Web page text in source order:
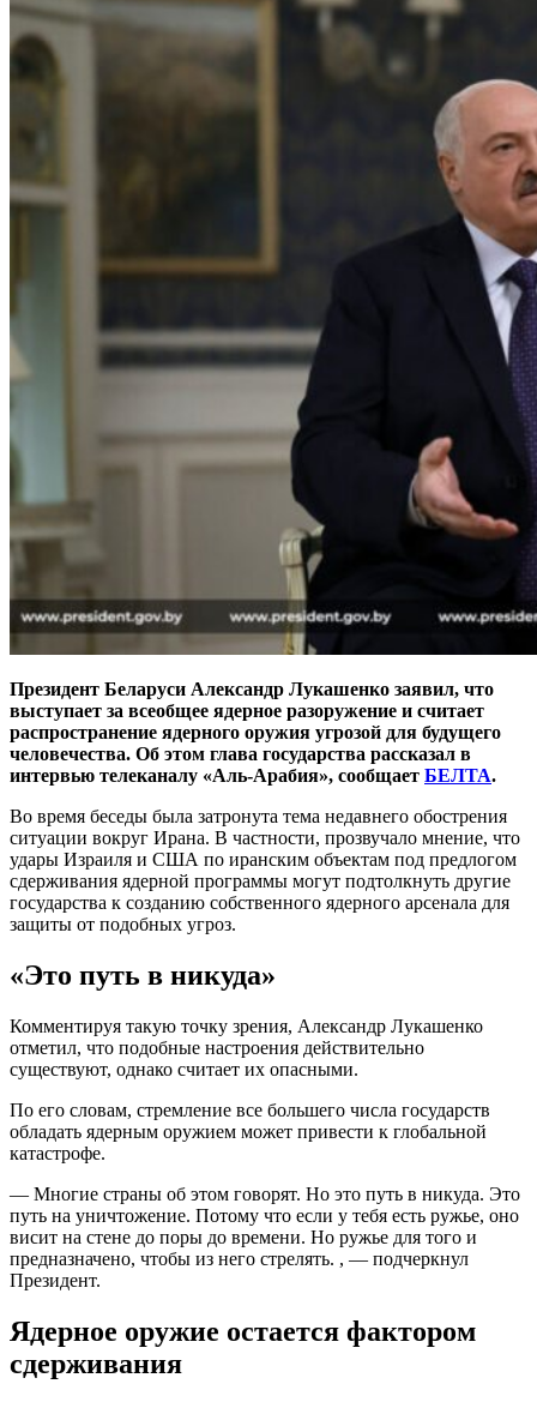
Президент Беларуси Александр Лукашенко заявил, что
выступает за всеобщее ядерное разоружение и считает
распространение ядерного оружия угрозой для будущего
человечества. Об этом глава государства рассказал в
интервью телеканалу «Аль-Арабия», сообщает БЕЛТА.
Во время беседы была затронута тема недавнего обострения
ситуации вокруг Ирана. В частности, прозвучало мнение, что
удары Израиля и США по иранским объектам под предлогом
сдерживания ядерной программы могут подтолкнуть другие
государства к созданию собственного ядерного арсенала для
защиты от подобных угроз.
«Это путь в никуда»
Комментируя такую точку зрения, Александр Лукашенко
отметил, что подобные настроения действительно
существуют, однако считает их опасными.
По его словам, стремление все большего числа государств
обладать ядерным оружием может привести к глобальной
катастрофе.
— Многие страны об этом говорят. Но это путь в никуда. Это
путь на уничтожение. Потому что если у тебя есть ружье, оно
висит на стене до поры до времени. Но ружье для того и
предназначено, чтобы из него стрелять. , — подчеркнул
Президент.
Ядерное оружие остается фактором
сдерживания